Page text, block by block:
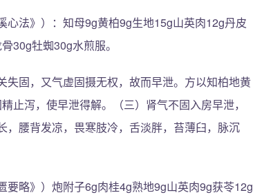
法》）：知母9g黄柏9g生地15g山英肉12g丹皮
30g牡蜘30g水煎服。
固，又气虚固摄无权，故而早泄。方以知柏地黄
止泻，使早泄得解。（三）肾气不固入房早泄，
腰背发凉，畏寒肢冷，舌淡胖，苔薄臼，脉沉
略》）炮附子6g肉桂4g熟地9g山英肉9g获苓12g